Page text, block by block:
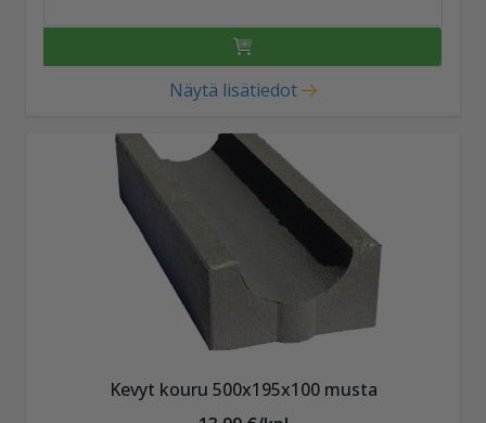
Näytä lisätiedot
Kevyt kouru 500x195x100 musta